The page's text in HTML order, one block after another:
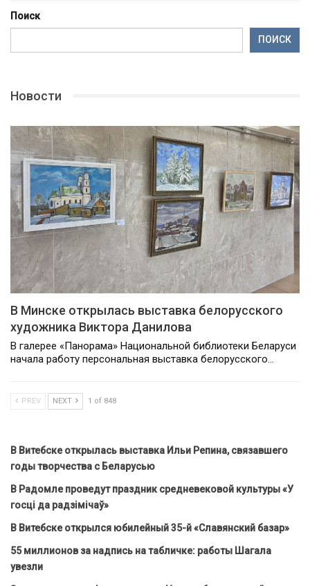
Поиск
ПОИСК
Новости
В Минске открылась выставка белорусского
художника Виктора Данилова
В галерее «Панорама» Национальной библиотеки Беларуси
начала работу персональная выставка белорусского…
PREV NEXT 1 of 848
В Витебске открылась выставка Ильи Репина, связавшего
годы творчества с Беларусью
В Радомле проведут праздник средневековой культуры «У
госці да радзімічаў»
В Витебске открылся юбилейный 35-й «Славянский базар»
55 миллионов за надпись на табличке: работы Шагала
увезли